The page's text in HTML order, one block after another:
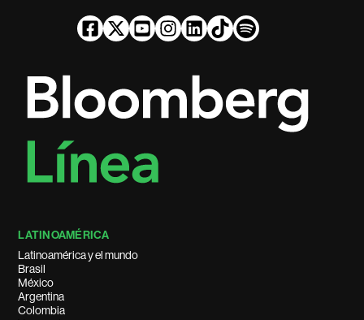
LATINOAMÉRICA
Latinoamérica y el mundo
Brasil
México
Argentina
Colombia